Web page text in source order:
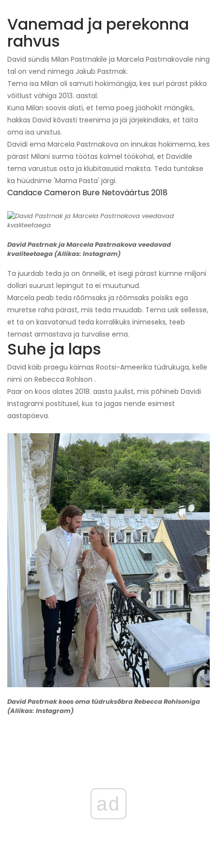
Vanemad ja perekonna
rahvus
David sündis Milan Pastrnakile ja Marcela Pastrnakovale ning
tal on vend nimega Jakub Pastrnak.
Tema isa Milan oli samuti hokimängija, kes suri pärast pikka
võitlust vähiga 2013. aastal.
Kuna Milan soovis alati, et tema poeg jäähokit mängiks,
hakkas David kõvasti treenima ja jäi järjekindlaks, et täita
oma isa unistus.
Davidi ema Marcela Pastrnakova on innukas hokimema, kes
pärast Milani surma töötas kolmel töökohal, et Davidile
tema varustus osta ja klubitasusid maksta. Teda tuntakse
ka hüüdnime 'Mama Pasta' järgi.
Candace Cameron Bure Netoväärtus 2018
David Pastrnak ja Marcela Pastrnakova veedavad
kvaliteetaega (Allikas: Instagram)
Ta juurdab teda ja on õnnelik, et isegi pärast kümne miljoni
dollari suurust lepingut ta ei muutunud.
Marcela peab teda rõõmsaks ja rõõmsaks poisiks ega
muretse raha pärast, mis teda muudab. Tema usk sellesse,
et ta on kasvatanud teda korralikuks inimeseks, teeb
temast armastava ja turvalise ema.
Suhe ja laps
David käib praegu käimas Rootsi-Ameerika tüdrukuga, kelle
nimi on Rebecca Rohlson .
Paar on koos alates 2018. aasta juulist, mis põhineb Davidi
Instagrami postitusel, kus ta jagas nende esimest
aastapäeva.
David Pastrnak koos oma tüdruksõbra Rebecca Rohlsoniga
(Allikas: Instagram)
ad